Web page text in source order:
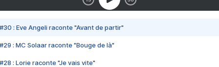
#30 : Eve Angeli raconte "Avant de partir"
#29 : MC Solaar raconte "Bouge de là"
#28 : Lorie raconte "Je vais vite"